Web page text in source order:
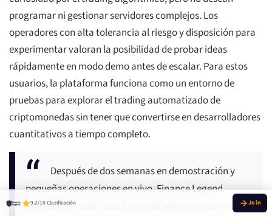
programar ni gestionar servidores complejos. Los
operadores con alta tolerancia al riesgo y disposición para
experimentar valoran la posibilidad de probar ideas
rápidamente en modo demo antes de escalar. Para estos
usuarios, la plataforma funciona como un entorno de
pruebas para explorar el trading automatizado de
criptomonedas sin tener que convertirse en desarrolladores
cuantitativos a tiempo completo.
Después de dos semanas en demostración y
pequeñas operaciones en vivo, Finance Legend
finalmente me dio una forma de seguir un plan en
9.2/10 Clasificación